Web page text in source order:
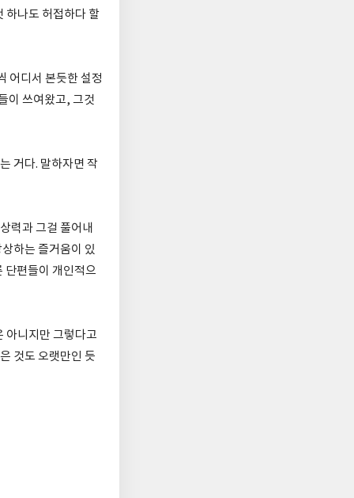
하나도 허접하다 할
어디서 본듯한 설정
이 쓰여왔고, 그것
거다. 말하자면 작
력과 그걸 풀어내
하는 즐거움이 있
단편들이 개인적으
아니지만 그렇다고
것도 오랫만인 듯